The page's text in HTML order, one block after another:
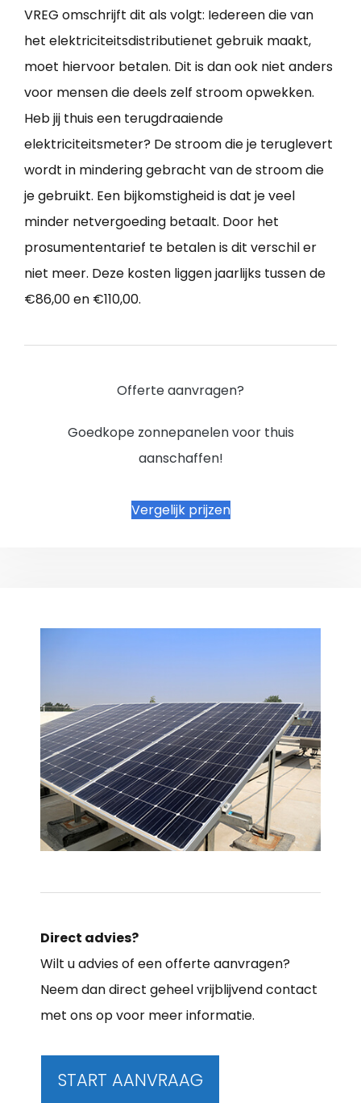
VREG omschrijft dit als volgt: Iedereen die van
het elektriciteitsdistributienet gebruik maakt,
moet hiervoor betalen. Dit is dan ook niet anders
voor mensen die deels zelf stroom opwekken.
Heb jij thuis een terugdraaiende
elektriciteitsmeter? De stroom die je teruglevert
wordt in mindering gebracht van de stroom die
je gebruikt. Een bijkomstigheid is dat je veel
minder netvergoeding betaalt. Door het
prosumententarief te betalen is dit verschil er
niet meer. Deze kosten liggen jaarlijks tussen de
€86,00 en €110,00.
Offerte aanvragen?
Goedkope zonnepanelen voor thuis
aanschaffen!
Vergelijk prijzen
Direct advies?
Wilt u advies of een offerte aanvragen?
Neem dan direct geheel vrijblijvend contact
met ons op voor meer informatie.
START AANVRAAG